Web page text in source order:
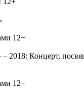
12+
2018: Концерт,
12+